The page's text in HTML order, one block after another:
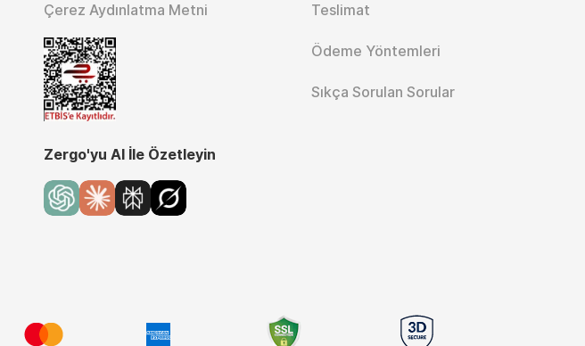
Çerez Aydınlatma Metni Teslimat
Ödeme Yöntemleri
Sıkça Sorulan Sorular
Zergo'yu AI İle Özetleyin